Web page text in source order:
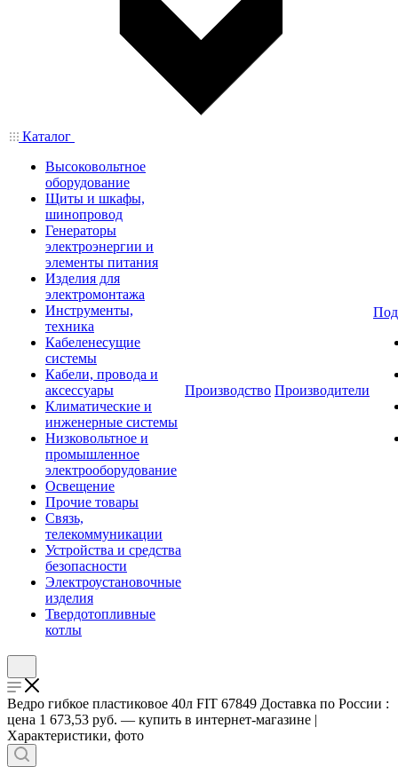
Каталог
Высоковольтное
оборудование
Щиты и шкафы,
шинопровод
Генераторы
электроэнергии и
элементы питания
Изделия для
электромонтажа
Инструменты,
техника
Кабеленесущие
системы
Кабели, провода и
аксессуары
Климатические и
инженерные системы
Низковольтное и
промышленное
электрооборудование
Освещение
Прочие товары
Связь,
телекоммуникации
Устройства и средства
безопасности
Электроустановочные
изделия
Твердотопливные
котлы
Производство Производители
Ведро гибкое пластиковое 40л FIT 67849 Доставка по России :
цена 1 673,53 руб. — купить в интернет-магазине |
Характеристики, фото